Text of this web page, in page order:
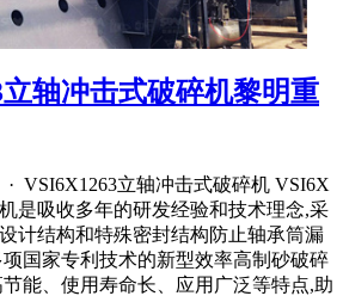
轴冲击式破碎机黎明重
· VSI6X1263立轴冲击式破碎机 VSI6X
是吸收多年的研发经验和技术理念,采
计结构和特殊密封结构防止轴承筒漏
国家专利技术的新型效率高制砂破碎
能、使用寿命长、应用广泛等特点,助